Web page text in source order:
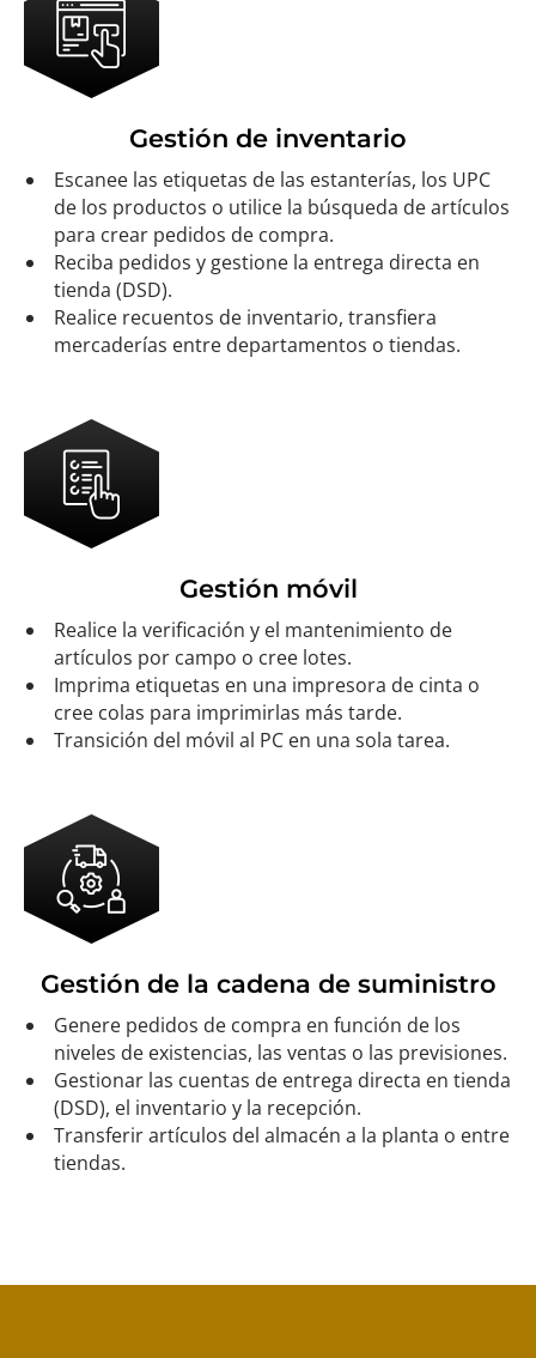
Gestión de inventario
Escanee las etiquetas de las estanterías, los UPC
de los productos o utilice la búsqueda de artículos
para crear pedidos de compra.
Reciba pedidos y gestione la entrega directa en
tienda (DSD).
Realice recuentos de inventario, transfiera
mercaderías entre departamentos o tiendas.
Gestión móvil
Realice la verificación y el mantenimiento de
artículos por campo o cree lotes.
Imprima etiquetas en una impresora de cinta o
cree colas para imprimirlas más tarde.
Transición del móvil al PC en una sola tarea.
Gestión de la cadena de suministro
Genere pedidos de compra en función de los
niveles de existencias, las ventas o las previsiones.
Gestionar las cuentas de entrega directa en tienda
(DSD), el inventario y la recepción.
Transferir artículos del almacén a la planta o entre
tiendas.